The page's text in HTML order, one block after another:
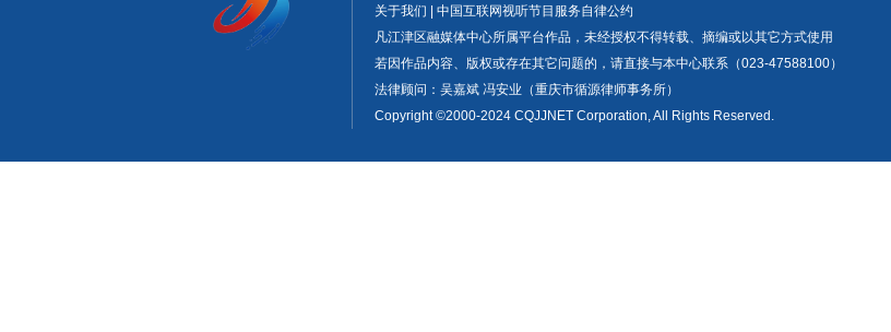
关于我们 | 中国互联网视听节目服务自律公约
凡江津区融媒体中心所属平台作品，未经授权不得转载、摘编或以其它方式使用
若因作品内容、版权或存在其它问题的，请直接与本中心联系（023-47588100）
法律顾问：吴嘉斌 冯安业（重庆市循源律师事务所）
Copyright ©2000-2024 CQJJNET Corporation, All Rights Reserved.